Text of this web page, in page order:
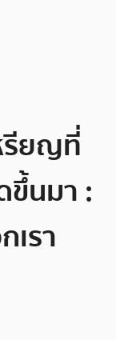
รียญที่
ขึ้นมา :
รา